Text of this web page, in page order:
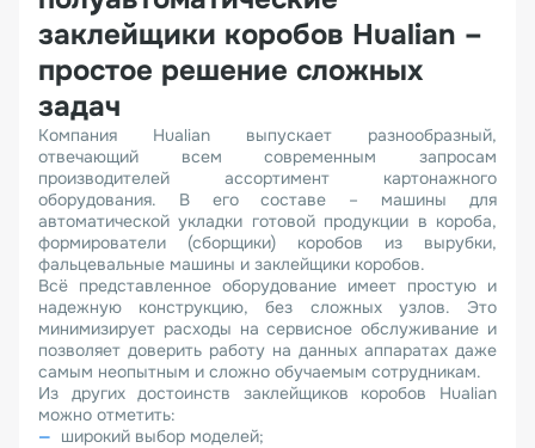
заклейщики коробов Hualian –
простое решение сложных
задач
Компания Hualian выпускает разнообразный,
отвечающий всем современным запросам
производителей ассортимент картонажного
оборудования. В его составе – машины для
автоматической укладки готовой продукции в короба,
формирователи (сборщики) коробов из вырубки,
фальцевальные машины и заклейщики коробов.
Всё представленное оборудование имеет простую и
надежную конструкцию, без сложных узлов. Это
минимизирует расходы на сервисное обслуживание и
позволяет доверить работу на данных аппаратах даже
самым неопытным и сложно обучаемым сотрудникам.
Из других достоинств заклейщиков коробов Hualian
можно отметить:
широкий выбор моделей;